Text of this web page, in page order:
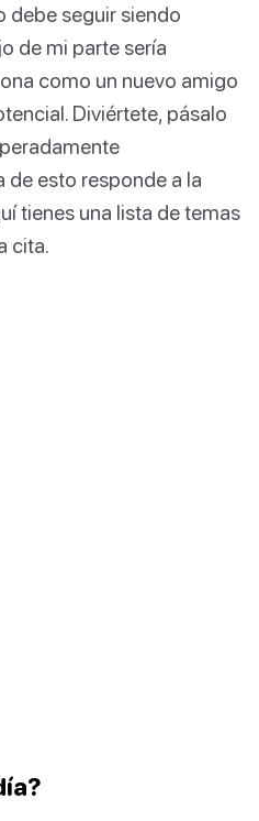
debe seguir siendo
de mi parte sería
como un nuevo amigo
Diviértete, pásalo
de esto responde a la
tienes una lista de temas
cita.